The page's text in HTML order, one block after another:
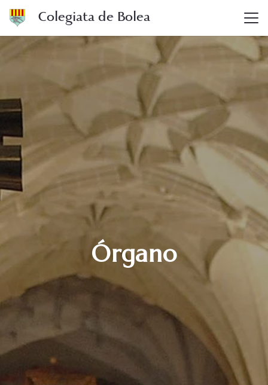
Colegiata de Bolea
Órgano